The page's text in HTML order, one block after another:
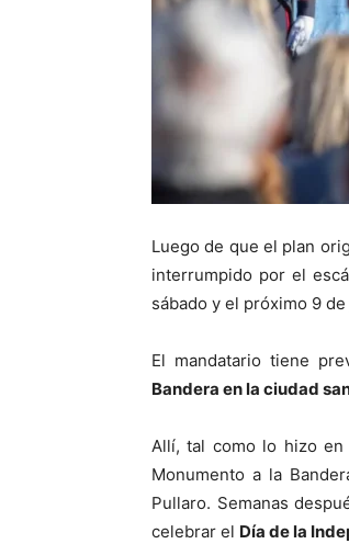
Luego de que el plan
interrumpido por el
sábado y el próximo 9
El mandatario tiene
Bandera en la ciudad
Allí, tal como lo hizo
Monumento a la
Pullaro. Semanas
celebrar el Día de la